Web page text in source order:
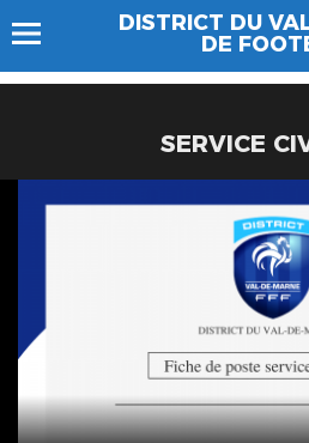
DISTRICT DU
DE
SERVICE